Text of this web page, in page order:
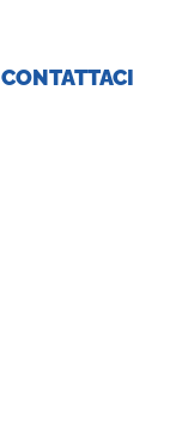
CONTATTACI